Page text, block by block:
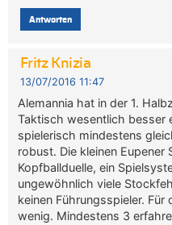
Antworten
Fritz Knizia
13/07/2016 11:47
Alemannia hat in der 1.
Taktisch wesentlich besser
spielerisch mindestens
robust. Die kleinen Eupener
Kopfballduelle, ein
ungewöhnlich viele
keinen Führungsspieler. Für
wenig. Mindestens 3